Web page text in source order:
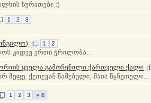
სურათები :)
1 2 3
1 2
კიდევ ერთი ჭრილობა...
ყველა გამოჩენილი ქართველი ქალი
მეფე, ქეთევან წამებული, მაია წყნეთელი...
1 2 3 » 8